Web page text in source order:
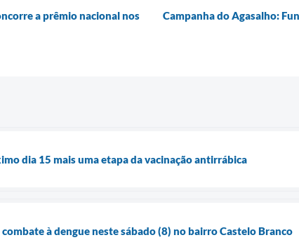
a prêmio nacional nos
Campanha do Agasalho:
dia 15 mais uma etapa da vacinação antirrábica
à dengue neste sábado (8) no bairro Castelo Branco